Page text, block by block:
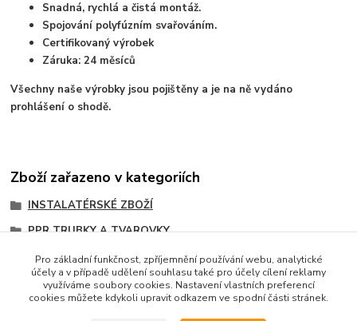
Snadná, rychlá a čistá montáž.
Spojování polyfúzním svařováním.
Certifikovaný výrobek
Záruka: 24 měsíců
Všechny naše výrobky jsou pojištěny a je na ně vydáno
prohlášení o shodě.
Zboží zařazeno v kategoriích
INSTALATÉRSKÉ ZBOŽÍ
PPR TRUBKY A TVAROVKY
PPR TVAROVKY ZÁVITOVÉ
PPR T-kusy s převlečnou maticí
Pro základní funkčnost, zpříjemnění používání webu, analytické
účely a v případě udělení souhlasu také pro účely cílení reklamy
využíváme soubory cookies. Nastavení vlastních preferencí
cookies můžete kdykoli upravit odkazem ve spodní části stránek.